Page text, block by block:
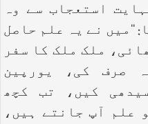
استعجاب سے وہ
‘‘میں نے یہ علم حاصل
ملک ملک کا سفر
صرف کی، یورپین
کیں، تب کچھ
علم آپ جانتے ہیں،